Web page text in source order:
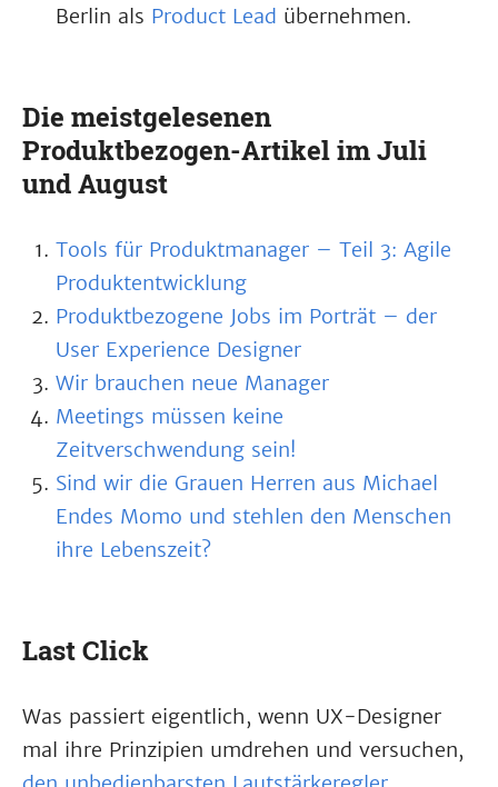
Berlin als Product Lead übernehmen.
Die meistgelesenen
Produktbezogen-Artikel im Juli
und August
Tools für Produktmanager – Teil 3: Agile
Produktentwicklung
Produktbezogene Jobs im Porträt – der
User Experience Designer
Wir brauchen neue Manager
Meetings müssen keine
Zeitverschwendung sein!
Sind wir die Grauen Herren aus Michael
Endes Momo und stehlen den Menschen
ihre Lebenszeit?
Last Click
Was passiert eigentlich, wenn UX-Designer
mal ihre Prinzipien umdrehen und versuchen,